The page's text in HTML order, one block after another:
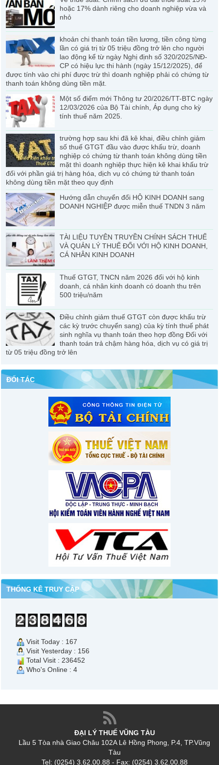
hoặc 17% dành riêng cho doanh nghiệp vừa và
nhỏ
khoản chi thanh toán tiền lương, tiền công từng
lần có giá trị từ 05 triệu đồng trở lên cho người
lao động kể từ ngày Nghị định số 320/2025/NĐ-
CP có hiệu lực thi hành (ngày 15/12/2025), để
được tính vào chi phí được trừ thì doanh nghiệp phải có chứng từ
thanh toán không dùng tiền mặt.
Một số điểm mới Thông tư 20/2026/TT-BTC ngày
12/03/2026 của Bộ Tài chính, Áp dụng cho kỳ
tính thuế năm 2025.
trường hợp sau khi đã kê khai, điều chỉnh giảm
số thuế GTGT đầu vào được khấu trừ, doanh
nghiệp có chứng từ thanh toán không dùng tiền
mặt thì doanh nghiệp thực hiện kê khai khấu trừ
đối với phần giá trị hàng hóa, dịch vụ có chứng tứ thanh toán
không dùng tiền mặt theo quy định
Hướng dẫn chuyển đổi HỘ KINH DOANH sang
DOANH NGHIỆP được miễn thuế TNDN 3 năm
TÀI LIỆU TUYÊN TRUYỀN CHÍNH SÁCH THUẾ
VÀ QUẢN LÝ THUẾ ĐỐI VỚI HỘ KINH DOANH,
CÁ NHÂN KINH DOANH
Thuế GTGT, TNCN năm 2026 đối với hộ kinh
doanh, cá nhân kinh doanh có doanh thu trên
500 triệu/năm
Điều chỉnh giảm thuế GTGT còn được khấu trừ
các kỳ trước chuyển sang) của kỳ tính thuế phát
sinh nghĩa vụ thanh toán theo hợp đồng Đối với
thanh toán trả chậm hàng hóa, dịch vụ có giá trị
từ 05 triệu đồng trở lên
ĐỐI TÁC
THỐNG KÊ TRUY CẬP
Visit Today : 167
Visit Yesterday : 156
Total Visit : 236452
Who's Online : 4
ĐẠI LÝ THUẾ VŨNG TÀU
Lầu 5 Tòa nhà Giao Châu 102A Lê Hồng Phong, P.4, TP.Vũng
Tàu
Tel: (0254) 3.62.00.88 - Fax: (0254) 3.62.00.88